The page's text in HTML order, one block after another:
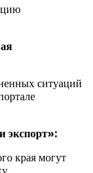
ситуаций
экспорт»:
края могут